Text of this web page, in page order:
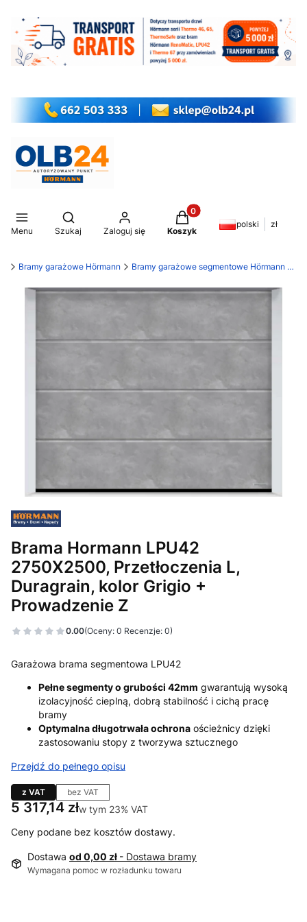
Menu
Otwórz wyszukiwarkę
Szukaj Zaloguj się
Produkty w koszyku: 0.
Koszyk
polski zł
Bramy garażowe Hörmann Bramy garażowe segmentowe Hörmann LPU 42
Brama Hormann LPU42
2750X2500, Przetłoczenia L,
Duragrain, kolor Grigio +
Prowadzenie Z
0.00(Oceny: 0 Recenzje: 0)
Garażowa brama segmentowa LPU42
Pełne segmenty o grubości 42mm gwarantują wysoką
izolacyjność cieplną, dobrą stabilność i cichą pracę
bramy
Optymalna długotrwała ochrona ościeżnicy dzięki
zastosowaniu stopy z tworzywa sztucznego
Przejdź do pełnego opisu
z VAT bez VAT
Cena
5 317,14 złw tym 23% VAT
w tym 23% VAT
Ceny podane bez kosztów dostawy.
Dostawa od 0,00 zł - Dostawa bramy
Wymagana pomoc w rozładunku towaru